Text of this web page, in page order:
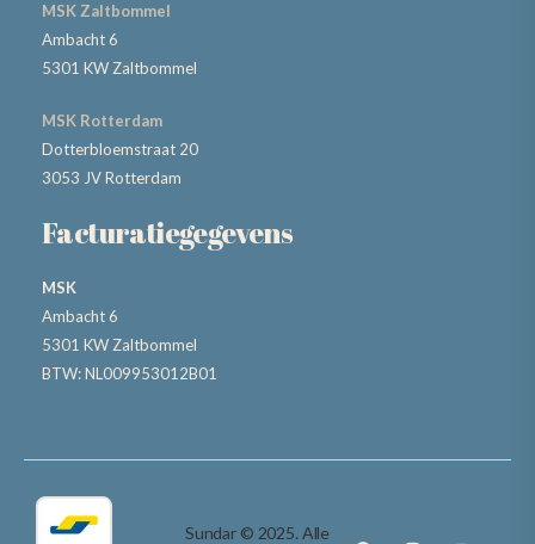
MSK Zaltbommel
Ambacht 6
5301 KW Zaltbommel
MSK Rotterdam
Dotterbloemstraat 20
3053 JV Rotterdam
Facturatiegegevens
MSK
Ambacht 6
5301 KW Zaltbommel
BTW: NL009953012B01
Sundar © 2025. Alle